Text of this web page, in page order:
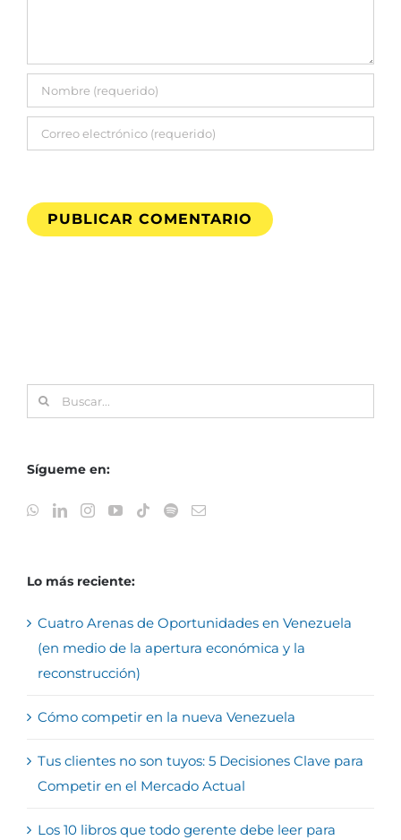
Buscar:
Sígueme en:
Lo más reciente:
Cuatro Arenas de Oportunidades en Venezuela
(en medio de la apertura económica y la
reconstrucción)
Cómo competir en la nueva Venezuela
Tus clientes no son tuyos: 5 Decisiones Clave para
Competir en el Mercado Actual
Los 10 libros que todo gerente debe leer para